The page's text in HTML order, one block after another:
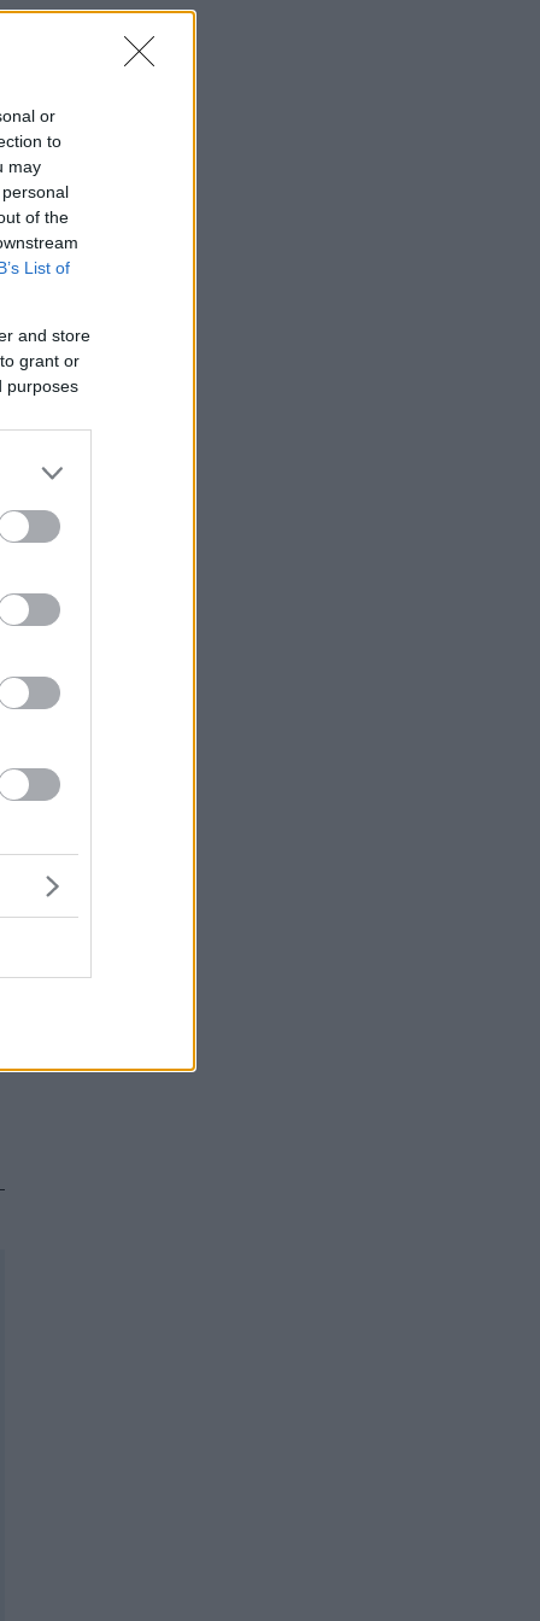
or
to
may
of the
List of
and store
grant or
purposes